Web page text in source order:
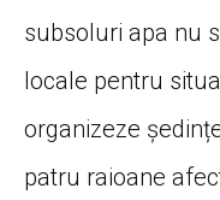
subsoluri apa nu
locale pentru
organizeze
patru raioane